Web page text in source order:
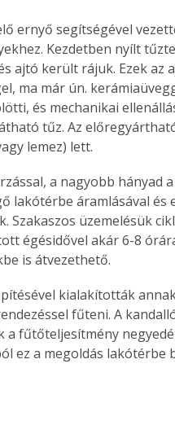
ernyő segítségével
Kezdetben nyílt
ajtó került rájuk. Ezek az
ma már ún.
és mechanikai
tűz. Az
lemez) lett.
a nagyobb hányad
lakótérbe áramlásával és
üzemelésük
égésidővel akár 6-8
is átvezethető.
kialakították
fűteni. A
a fűtőteljesítmény
ez a megoldás lakótérbe